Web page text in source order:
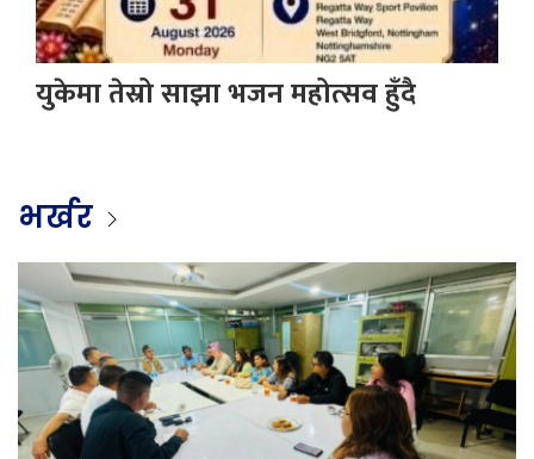
युकेमा तेस्रो साझा भजन महोत्सव हुँदै
भर्खर